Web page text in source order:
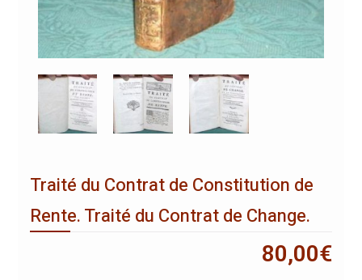
Traité du Contrat de Constitution de
Rente. Traité du Contrat de Change.
80,00€